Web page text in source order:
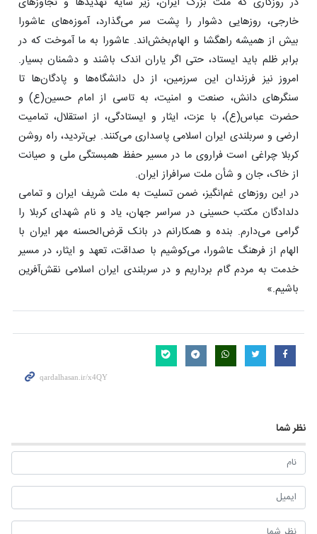
خارجی، روزهایی دشوار را پشت سر می‌گذارد، آموزه‌های عاشورا
بیش از همیشه راهگشا و الهام‌بخش‌اند. عاشورا به ما آموخت که در
برابر ظلم باید ایستاد، حتی اگر یاران اندک باشند و دشمنان بسیار.
امروز نیز فرزندان این سرزمین، از دل دانشگاه‌ها و پادگان‌ها تا
سنگرهای دانش، صنعت و امنیت، به تاسی از امام حسین(ع) و
حضرت عباس(ع)، با عزت، ایثار و ایستادگی، از استقلال، تمامیت
ارضی و سربلندی ایران اسلامی پاسداری می‌کنند. بی‌تردید، راه روشن
کربلا چراغی است فراروی ما در مسیر حفظ همبستگی ملی و صیانت
از خاک، جان و شأن ملت سرافراز ایران.
در این روزهای غم‌انگیز، ضمن تسلیت به ملت شریف ایران و تمامی
دلدادگان مکتب حسینی در سراسر جهان، یاد و نام شهدای کربلا را
گرامی می‌دارم. بنده و همکارانم در بانک قرض‌الحسنه مهر ایران با
الهام از فرهنگ عاشورا، می‌کوشیم با صداقت، تعهد و ایثار، در مسیر
خدمت به مردم گام برداریم و در سربلندی ایران اسلامی نقش‌آفرین
باشیم.»
نظر شما